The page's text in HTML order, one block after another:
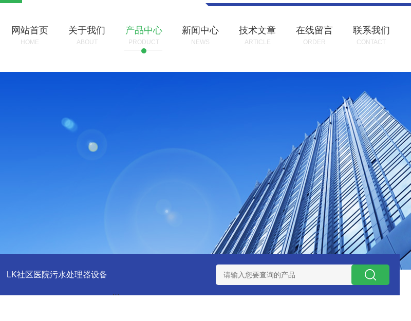
网站首页
HOME
关于我们
ABOUT
产品中心
PRODUCT
新闻中心
NEWS
技术文章
ARTICLE
在线留言
ORDER
联系我们
CONTACT
LK社区医院污水处理器设备 LK康复医院废水处理器设备 LK康复医院污水处理